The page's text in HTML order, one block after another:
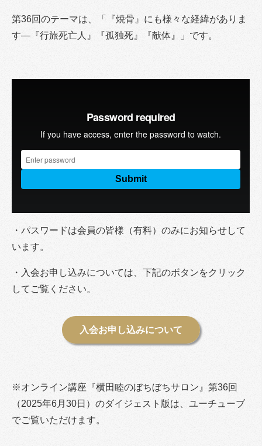
第36回のテーマは、「『焼骨』にも様々な経緯がありま
す―『行旅死亡人』『孤独死』『献体』」です。
・パスワードは会員の皆様（有料）のみにお知らせして
います。
・入会お申し込みについては、下記のボタンをクリック
してご覧ください。
入会お申し込みについて
※オンライン講座『横田睦のぼちぼちサロン』第36回
（2025年6月30日）のダイジェスト版は、ユーチューブ
でご覧いただけます。